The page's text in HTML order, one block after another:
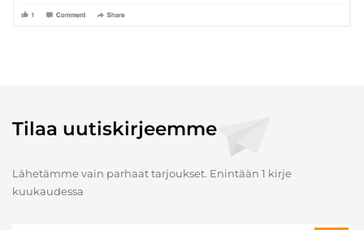
Tilaa uutiskirjeemme
Lähetämme vain parhaat tarjoukset. Enintään 1 kirje
kuukaudessa